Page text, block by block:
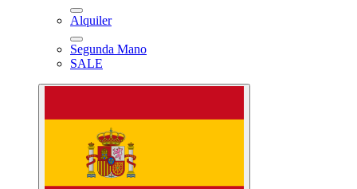
Alquiler
Segunda Mano
SALE